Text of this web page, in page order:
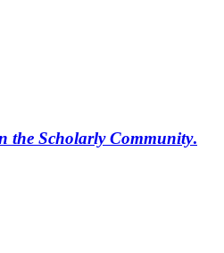
the Scholarly Community.